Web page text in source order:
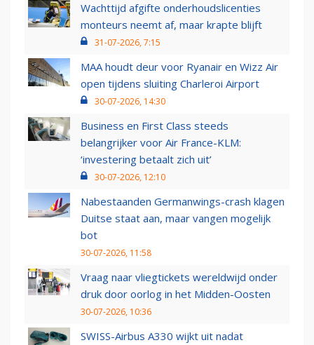
Wachttijd afgifte onderhoudslicenties
monteurs neemt af, maar krapte blijft
31-07-2026, 7:15
MAA houdt deur voor Ryanair en Wizz Air
open tijdens sluiting Charleroi Airport
30-07-2026, 14:30
Business en First Class steeds
belangrijker voor Air France-KLM:
‘investering betaalt zich uit’
30-07-2026, 12:10
Nabestaanden Germanwings-crash klagen
Duitse staat aan, maar vangen mogelijk
bot
30-07-2026, 11:58
Vraag naar vliegtickets wereldwijd onder
druk door oorlog in het Midden-Oosten
30-07-2026, 10:36
SWISS-Airbus A330 wijkt uit nadat